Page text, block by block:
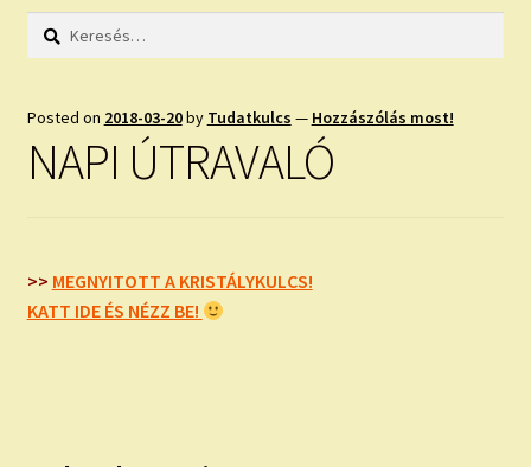
HOLDNAPTÁR
NAPI ASZTROLÓGIA
ISMERJ MEG!
Keresés:
Posted on 2018-03-20by Tudatkulcs — Hozzászólás most!
NAPI ÚTRAVALÓ
>> MEGNYITOTT A KRISTÁLYKULCS!
KATT IDE ÉS NÉZZ BE!